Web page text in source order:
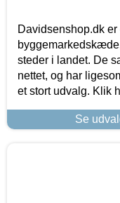
Davidsenshop.dk
steder i landet. De
nettet, og har
et stort udvalg. Klik
Se